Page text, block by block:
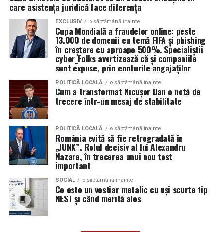
sociale.
Aceste instrumente reduc semnificativ timpul și nivelul
de pregătire tehnică necesare pentru lansarea unei
campanii de fraudă. În locul mesajelor generale și ușor
de recunoscut, atacatorii pot genera rapid comunicări
personalizate pentru anumite industrii, departamente
sau categorii profesionale.
„Echipa noastră de cybersecurity monitorizează activ
vulnerabilitățile și intervine proactiv la nivelul
infrastructurii, de la filtrarea traficului malițios până la
izolarea site-urilor compromise. Dar phishingul nu
exploatează doar serverele, ci mai ales oamenii. Niciun
furnizor de hosting nu poate opri un utilizator să își
introducă parola pe o pagină clonată. În acel moment,
vigilența utilizatorului rămâne prima linie de apărare”,
explică Horațiu Șimon, Chief Technology Officer
cyber_Folks România.
tău, este construirea unui turn din pahare. Împarte
copiii în două echipe, care vor primi câte 10 pahare. La
bază se așază patru pahare, urmând apoi să se pună un
rând de 3 pahare, respectiv 2 și 1 pahar. Câștigă echipa
care construiește cel mai repede un turn stabil, fără să
Fiecare dintre aceste activități poate fi exact
ingredientul surpriză al petrecerii pe care o organizezi
pentru copilul tău. Invitații mici și mari se vor distra,
bucurându-se de jocuri distractive și creând amintiri
unice.
care asistența juridică face diferența
EXCLUSIV o săptămână inainte
Cupa Mondială a fraudelor online: peste
13.000 de domenii cu temă FIFA și phishing
în creștere cu aproape 500%. Specialiștii
cyber_Folks avertizează că și companiile
sunt expuse, prin conturile angajaților
POLITICĂ LOCALĂ o săptămână inainte
Cum a transformat Nicușor Dan o notă de
trecere într-un mesaj de stabilitate
POLITICĂ LOCALĂ o săptămână inainte
România evită să fie retrogradată în
„JUNK”. Rolul decisiv al lui Alexandru
Nazare, în trecerea unui nou test
important
SOCIAL o săptămână inainte
Ce este un vestiar metalic cu uși scurte tip
NEST și când merită ales